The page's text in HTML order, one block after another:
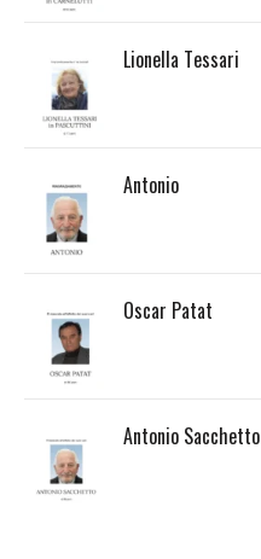
Lionella Tessari
Antonio
Oscar Patat
Antonio Sacchetto